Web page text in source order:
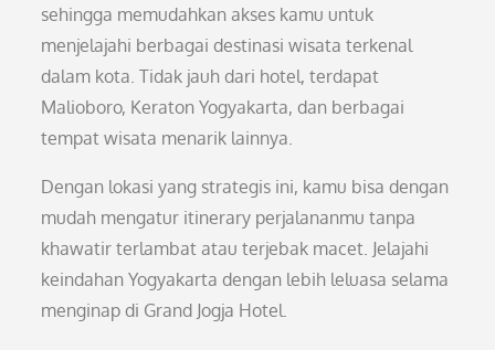
sehingga memudahkan akses kamu untuk
menjelajahi berbagai destinasi wisata terkenal
dalam kota. Tidak jauh dari hotel, terdapat
Malioboro, Keraton Yogyakarta, dan berbagai
tempat wisata menarik lainnya.
Dengan lokasi yang strategis ini, kamu bisa dengan
mudah mengatur itinerary perjalananmu tanpa
khawatir terlambat atau terjebak macet. Jelajahi
keindahan Yogyakarta dengan lebih leluasa selama
menginap di Grand Jogja Hotel.